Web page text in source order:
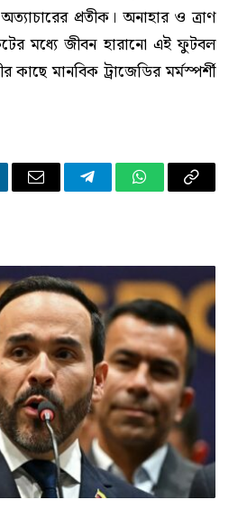
প্রতীক। অনাহার ও ত্রাণ
মধ্যে জীবন হারানো এই ফুটবল
কাছে মানবিক ট্রাজেডির মর্মস্পর্শী
Email TelegramWhatsApp
Copy